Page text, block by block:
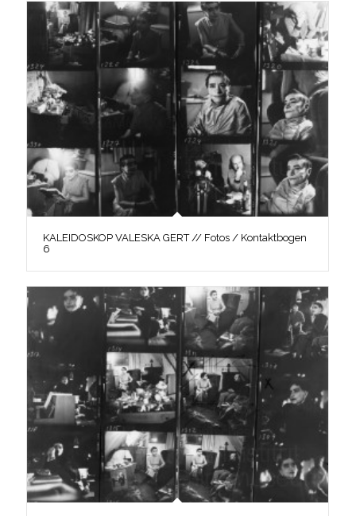
KALEIDOSKOP VALESKA GERT // Fotos / Kontaktbogen
6